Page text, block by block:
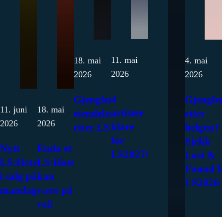
11. juni
2026
Nytt
LS:Hotel
i salg på
mandag!
18. mai
2026
Enda et
LS:Hotel
kan
være på
vei!
18. mai
2026
Gjenglemte
eiendeler
etter LS
11. mai
2026
4
artister
klare
for
LS2027!
4. mai
2026
etter
helgen?
Sjekk
Lost &
Found
LS2026